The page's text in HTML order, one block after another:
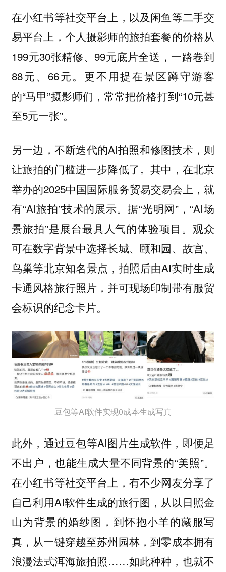
在小红书等社交平台上，以及闲鱼等二手交
易平台上，个人摄影师的旅拍套餐的价格从
199元30张精修、99元底片全送，一路卷到
88元、66元。更不用提在景区蹲守游客
的“马甲”摄影师们，常常把价格打到“10元甚
至5元一张”。
另一边，不断迭代的AI拍照和修图技术，则
让旅拍的门槛进一步降低了。其中，在北京
举办的2025中国国际服务贸易交易会上，就
有“AI旅拍”技术的展示。据“光明网”，“AI场
景旅拍”是展台最具人气的体验项目。观众
可在数字背景中选择长城、颐和园、故宫、
鸟巢等北京知名景点，拍照后由AI实时生成
卡通风格旅行照片，并可现场印制带有服贸
会标识的纪念卡片。
豆包等AI软件实现0成本生成写真
此外，通过豆包等AI图片生成软件，即便足
不出户，也能生成大量不同背景的“美照”。
在小红书等社交平台上，有不少网友分享了
自己利用AI软件生成的旅行图，从以日照金
山为背景的婚纱图，到怀抱小羊的藏服写
真，从一键穿越至苏州园林，到零成本拥有
浪漫法式洱海旅拍照……如此种种，也就不